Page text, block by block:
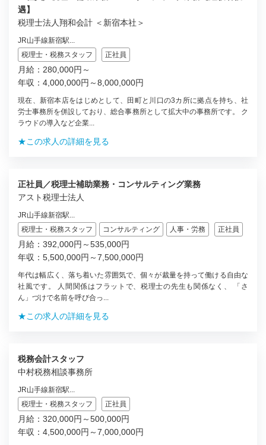
遇】
税理士法人翔和会計 ＜新宿本社＞
JR山手線新宿駅...
税理士・税務スタッフ
正社員
月給：280,000円～
年収：4,000,000円～8,000,000円
現在、新宿本店をはじめとして、田町と川口の3カ所に拠点を持ち、社
労士事務所を併設しており、総合事務所として拡大中の事務所です。 ク
ラウドの導入など企業...
★この求人の詳細を見る
正社員／税理士補助業務・コンサルティング業務
アスト税理士法人
JR山手線新宿駅...
税理士・税務スタッフ
コンサルティング 人事・労務 正社員
月給：392,000円～535,000円
年収：5,500,000円～7,500,000円
年代は幅広く、落ち着いた雰囲気で、個々が裁量を持って働ける自由な
社風です。 人間関係はフラットで、税理士の先生も関係なく、 「さ
ん」づけで名前を呼び合っ...
★この求人の詳細を見る
税務会計スタッフ
中村税務相談事務所
JR山手線新宿駅...
税理士・税務スタッフ
正社員
月給：320,000円～500,000円
年収：4,500,000円～7,000,000円